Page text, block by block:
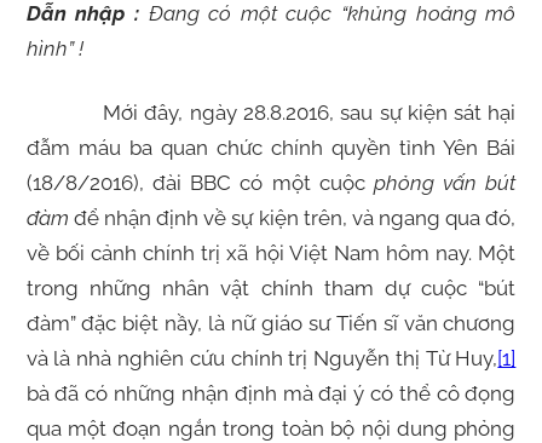
Dẫn nhập : Đang có một cuộc “khủng hoảng mô
hình” !
Mới đây, ngày 28.8.2016, sau sự kiện sát hại
đẫm máu ba quan chức chính quyền tỉnh Yên Bái
(18/8/2016), đài BBC có một cuộc phỏng vấn bút
đàm để nhận định về sự kiện trên, và ngang qua đó,
về bối cảnh chính trị xã hội Việt Nam hôm nay. Một
trong những nhân vật chính tham dự cuộc “bút
đàm” đặc biệt nầy, là nữ giáo sư Tiến sĩ văn chương
và là nhà nghiên cứu chính trị Nguyễn thị Từ Huy,[1]
bà đã có những nhận định mà đại ý có thể cô đọng
qua một đoạn ngắn trong toàn bộ nội dung phỏng